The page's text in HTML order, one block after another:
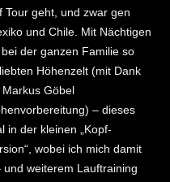
Tour geht, und zwar gen
und Chile. Mit Nächtigen
bei der ganzen Familie so
Höhenzelt (mit Dank
Markus Göbel
– dieses
in der kleinen „Kopf-
wobei ich mich damit
weiterem Lauftraining